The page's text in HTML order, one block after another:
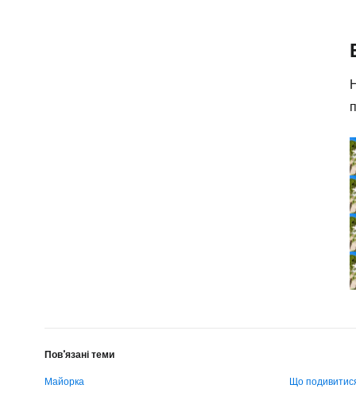
Пов'язані теми
Майорка
Що